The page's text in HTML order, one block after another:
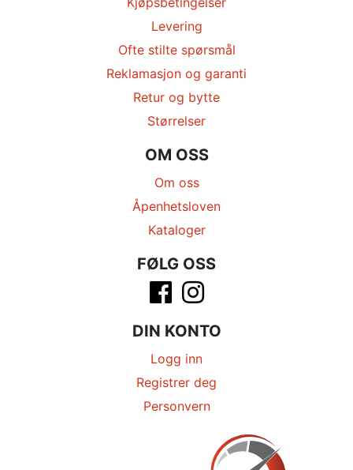
Levering
Ofte stilte spørsmål
Reklamasjon og garanti
Retur og bytte
Størrelser
OM OSS
Om oss
Åpenhetsloven
Kataloger
FØLG OSS
DIN KONTO
Logg inn
Registrer deg
Personvern